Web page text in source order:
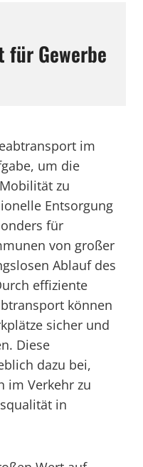
für Gewerbe
im
um die
zu
Entsorgung
für
von großer
Ablauf des
effiziente
können
sicher und
Diese
dazu bei,
im Verkehr zu
in